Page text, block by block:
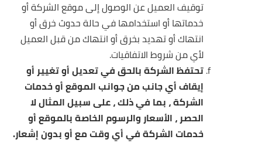
توقيف العميل عن الوصول إلى موقع الشركة أو
خدماتها أو استخدامها في حالة حدوث خرق أو
انتهاك أو تهديد بخرق أو انتهاك من قبل العميل
لأي من شروط الاتفاقيات.
تحتفظ الشركة بالحق في تعديل أو تغيير أو
إيقاف أي جانب من جوانب الموقع أو خدمات
الشركة ، بما في ذلك ، على سبيل المثال لا
الحصر ، الأسعار والرسوم الخاصة بالموقع أو
خدمات الشركة في أي وقت مع أو بدون إشعار.